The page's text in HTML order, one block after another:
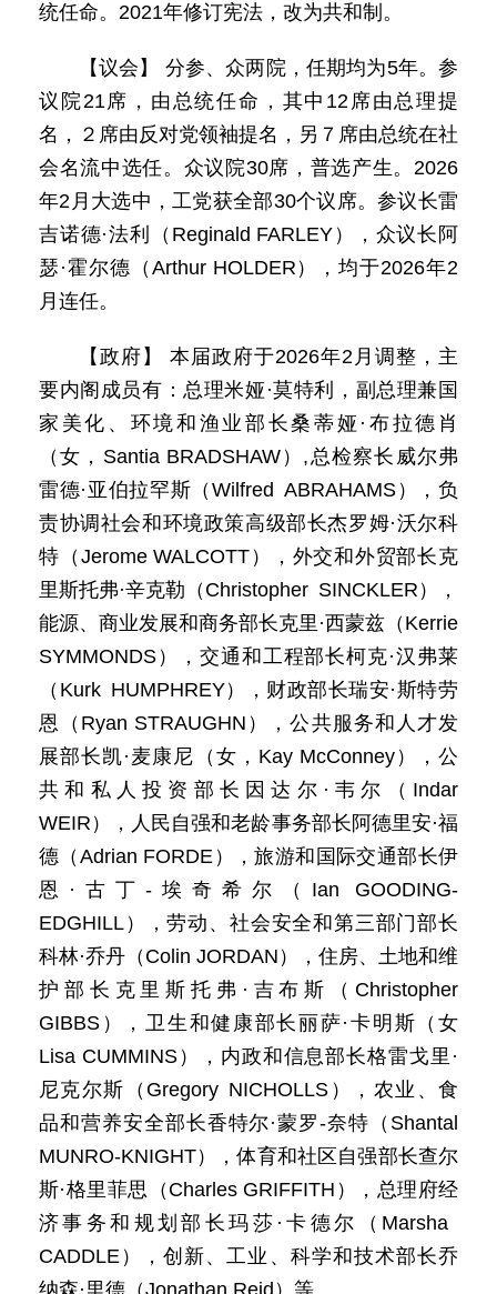
统任命。2021年修订宪法，改为共和制。
【议会】 分参、众两院，任期均为5年。参
议院21席，由总统任命，其中12席由总理提
名，２席由反对党领袖提名，另７席由总统在社
会名流中选任。众议院30席，普选产生。2026
年2月大选中，工党获全部30个议席。参议长雷
吉诺德·法利（Reginald FARLEY），众议长阿
瑟·霍尔德（Arthur HOLDER），均于2026年2
月连任。
【政府】 本届政府于2026年2月调整，主
要内阁成员有：总理米娅·莫特利，副总理兼国
家美化、环境和渔业部长桑蒂娅·布拉德肖
（女，Santia BRADSHAW）,总检察长威尔弗
雷德·亚伯拉罕斯（Wilfred ABRAHAMS），负
责协调社会和环境政策高级部长杰罗姆·沃尔科
特（Jerome WALCOTT），外交和外贸部长克
里斯托弗·辛克勒（Christopher SINCKLER），
能源、商业发展和商务部长克里·西蒙兹（Kerrie
SYMMONDS），交通和工程部长柯克·汉弗莱
（Kurk HUMPHREY），财政部长瑞安·斯特劳
恩（Ryan STRAUGHN），公共服务和人才发
展部长凯·麦康尼（女，Kay McConney），公
共和私人投资部长因达尔·韦尔（Indar
WEIR），人民自强和老龄事务部长阿德里安·福
德（Adrian FORDE），旅游和国际交通部长伊
恩·古丁-埃奇希尔（Ian GOODING-
EDGHILL），劳动、社会安全和第三部门部长
科林·乔丹（Colin JORDAN），住房、土地和维
护部长克里斯托弗·吉布斯（Christopher
GIBBS），卫生和健康部长丽萨·卡明斯（女
Lisa CUMMINS），内政和信息部长格雷戈里·
尼克尔斯（Gregory NICHOLLS），农业、食
品和营养安全部长香特尔·蒙罗-奈特（Shantal
MUNRO-KNIGHT），体育和社区自强部长查尔
斯·格里菲思（Charles GRIFFITH），总理府经
济事务和规划部长玛莎·卡德尔（Marsha
CADDLE），创新、工业、科学和技术部长乔
纳森·里德（Jonathan Reid）等。